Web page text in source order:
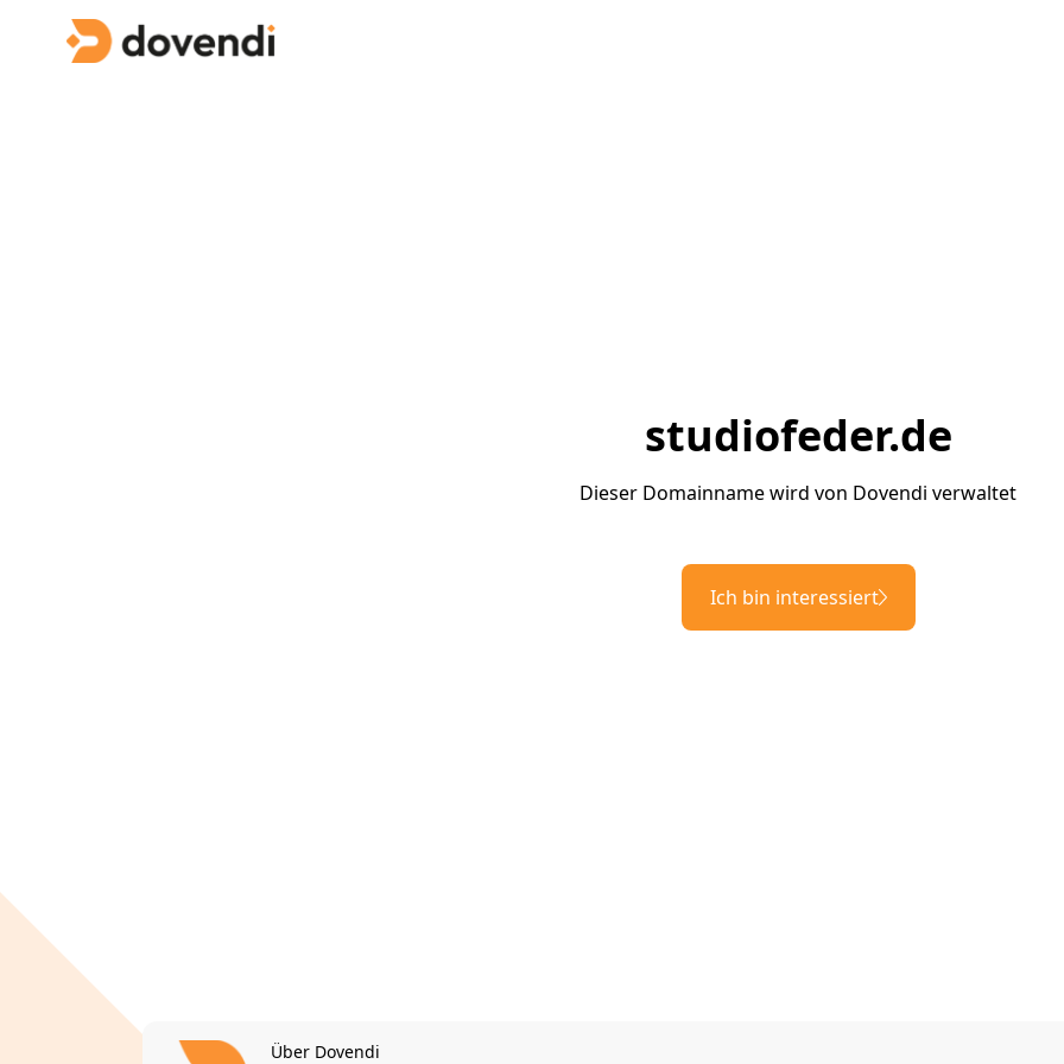
studiofeder.de
Dieser Domainname wird von Dovendi verwaltet
Ich bin interessiert
Über Dovendi